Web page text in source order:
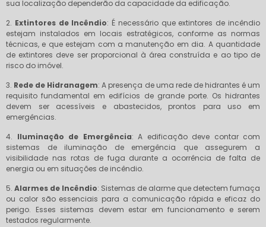
sua localização dependerão da capacidade da edificação.
2. Extintores de Incêndio: É necessário que extintores de incêndio
estejam instalados em locais estratégicos, conforme as normas
técnicas, e que estejam com a manutenção em dia. A quantidade
de extintores deve ser proporcional à área construída e ao tipo de
risco do imóvel.
3. Rede de Hidranagem: A presença de uma rede de hidrantes é um
requisito fundamental em edifícios de grande porte. Os hidrantes
devem ser acessíveis e abastecidos, prontos para uso em
emergências.
4. Iluminação de Emergência: A edificação deve contar com
sistemas de iluminação de emergência que assegurem a
visibilidade nas rotas de fuga durante a ocorrência de falta de
energia ou em situações de incêndio.
5. Alarmes de Incêndio: Sistemas de alarme que detectem fumaça
ou calor são essenciais para a comunicação rápida e eficaz do
perigo. Esses sistemas devem estar em funcionamento e serem
testados regularmente.